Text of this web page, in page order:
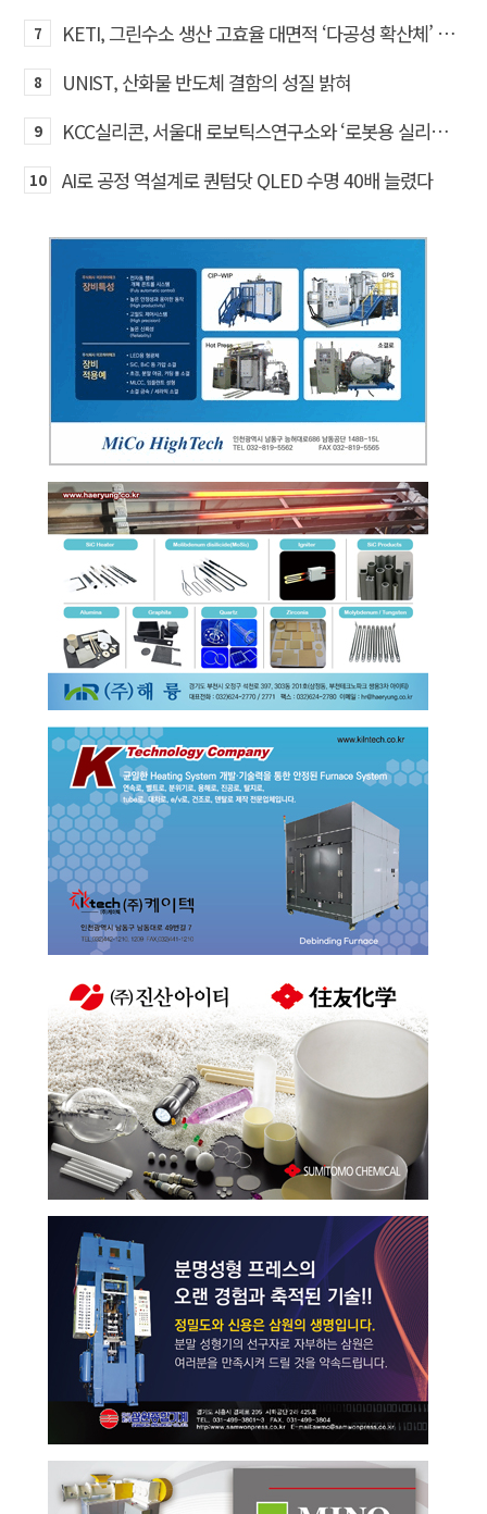
7 KETI, 그린수소 생산 고효율 대면적 ‘다공성 확산체’ 개발
8 UNIST, 산화물 반도체 결함의 성질 밝혀
9 KCC실리콘, 서울대 로보틱스연구소와 ‘로봇용 실리콘 소재’ 기술교류
10 AI로 공정 역설계로 퀀텀닷 QLED 수명 40배 늘렸다